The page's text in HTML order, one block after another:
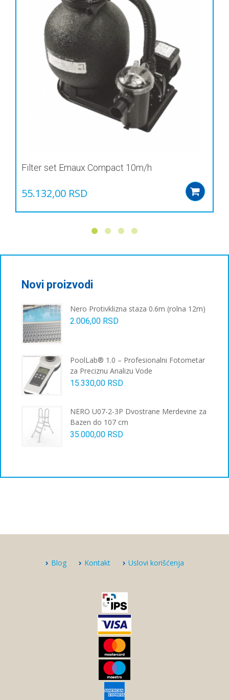
Filter set Emaux Compact 10m/h
55.132,00 RSD
Novi proizvodi
Nero Protivklizna staza 0.6m (rolna 12m)
2.006,00 RSD
PoolLab® 1.0 – Profesionalni Fotometar
za Preciznu Analizu Vode
15.330,00 RSD
NERO U07-2-3P Dvostrane Merdevine za
Bazen do 107 cm
35.000,00 RSD
Blog Kontakt Uslovi korišćenja